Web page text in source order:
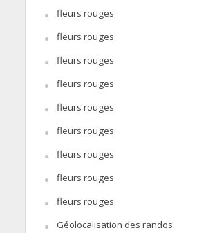
fleurs rouges
fleurs rouges
fleurs rouges
fleurs rouges
fleurs rouges
fleurs rouges
fleurs rouges
fleurs rouges
fleurs rouges
Géolocalisation des randos